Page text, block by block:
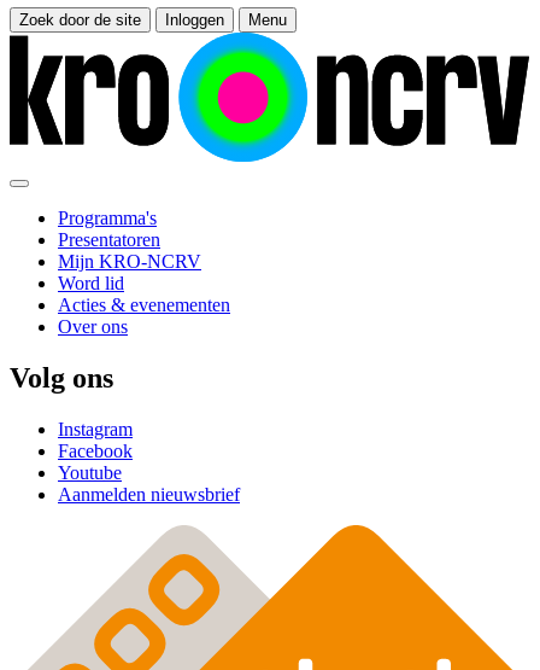
Zoek door de site Inloggen Menu
Programma's
Presentatoren
Mijn KRO-NCRV
Word lid
Acties & evenementen
Over ons
Volg ons
Instagram
Facebook
Youtube
Aanmelden nieuwsbrief